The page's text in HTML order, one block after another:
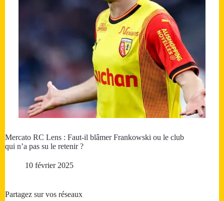
Mercato RC Lens : Faut-il blâmer Frankowski ou le club
qui n’a pas su le retenir ?
10 février 2025
Partagez sur vos réseaux